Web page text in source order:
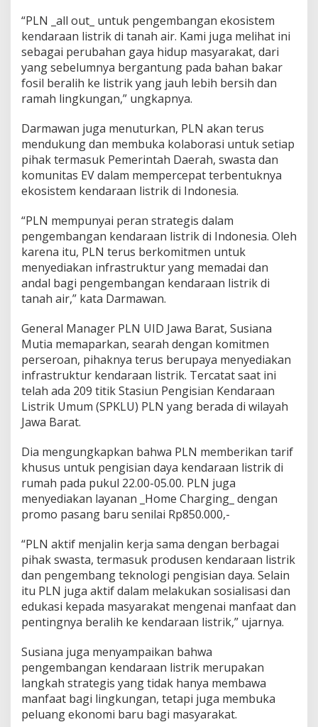
B
a
n
d
u
n
g
“PLN _all out_ untuk pengembangan ekosistem
kendaraan listrik di tanah air. Kami juga melihat ini
sebagai perubahan gaya hidup masyarakat, dari
yang sebelumnya bergantung pada bahan bakar
fosil beralih ke listrik yang jauh lebih bersih dan
ramah lingkungan,” ungkapnya.
Darmawan juga menuturkan, PLN akan terus
mendukung dan membuka kolaborasi untuk setiap
pihak termasuk Pemerintah Daerah, swasta dan
komunitas EV dalam mempercepat terbentuknya
ekosistem kendaraan listrik di Indonesia.
“PLN mempunyai peran strategis dalam
pengembangan kendaraan listrik di Indonesia. Oleh
karena itu, PLN terus berkomitmen untuk
menyediakan infrastruktur yang memadai dan
andal bagi pengembangan kendaraan listrik di
tanah air,” kata Darmawan.
General Manager PLN UID Jawa Barat, Susiana
Mutia memaparkan, searah dengan komitmen
perseroan, pihaknya terus berupaya menyediakan
infrastruktur kendaraan listrik. Tercatat saat ini
telah ada 209 titik Stasiun Pengisian Kendaraan
Listrik Umum (SPKLU) PLN yang berada di wilayah
Jawa Barat.
Dia mengungkapkan bahwa PLN memberikan tarif
khusus untuk pengisian daya kendaraan listrik di
rumah pada pukul 22.00-05.00. PLN juga
menyediakan layanan _Home Charging_ dengan
promo pasang baru senilai Rp850.000,-
“PLN aktif menjalin kerja sama dengan berbagai
pihak swasta, termasuk produsen kendaraan listrik
dan pengembang teknologi pengisian daya. Selain
itu PLN juga aktif dalam melakukan sosialisasi dan
edukasi kepada masyarakat mengenai manfaat dan
pentingnya beralih ke kendaraan listrik,” ujarnya.
Susiana juga menyampaikan bahwa
pengembangan kendaraan listrik merupakan
langkah strategis yang tidak hanya membawa
manfaat bagi lingkungan, tetapi juga membuka
peluang ekonomi baru bagi masyarakat.